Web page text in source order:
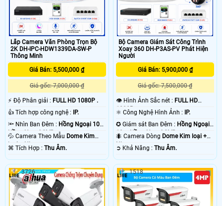
Lắp Camera Văn Phòng Trọn Bộ
2K DH-IPC-HDW1339DA-SW-P
Thông Minh
Giá Bán: 5,500,000 ₫
Giá gốc: 7,000,000 ₫
️⚡ Độ Phân giải : FULL HD 1080P .
👍 Tích hợp công nghệ : IP.
🔦 Nhìn Ban Đêm : Hồng Ngoại 10m
Hồng Ngoại SMD.
💦 Camera Theo Mẫu Dome Kim
loại + Nhựa. ️⌘ Tích Hợp : Thu Âm.
Bộ Camera Giám Sát Công Trình
Xoay 360 DH-P3AS-PV Phát Hiện
Người
Giá Bán: 5,900,000 ₫
Giá gốc: 7,500,000 ₫
👁 Hình Ảnh Sắc nét : FULL HD
1080P .
⚛️ Công Nghệ Hình Ảnh : IP.
✪ Giám sát Ban Đêm : Hồng Ngoại
10m Hồng Ngoại SMD.
🐜 Camera Dòng Dome Kim loại +
Nhựa.
️➲ Khả Năng :Thu Âm.
3726 1518